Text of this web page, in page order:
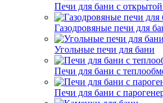
Печи для бани с
Газодровяные печи для
Угольные печи для бани
Печи для бани с
Печи для бани с